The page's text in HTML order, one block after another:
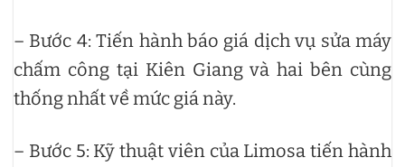
– Bước 4: Tiến hành báo giá dịch vụ sửa máy
chấm công tại Kiên Giang và hai bên cùng
thống nhất về mức giá này.
– Bước 5: Kỹ thuật viên của Limosa tiến hành